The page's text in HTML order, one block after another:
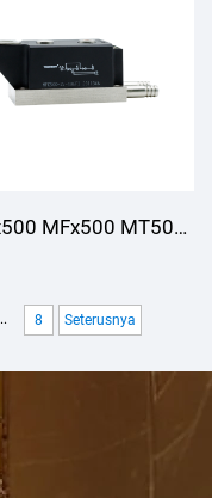
MFx500 MT500,
8 Seterusnya